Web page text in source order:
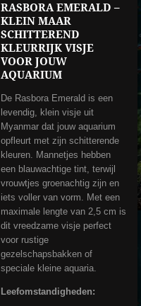
RASBORA EMERALD –
KLEIN MAAR
SCHITTEREND
KLEURRIJK VISJE
VOOR JOUW
AQUARIUM
De Rasbora Emerald is een
levendig, klein visje uit
Myanmar dat jouw aquarium
opfleurt met zijn schitterende
kleuren. Mannetjes hebben
een blauwachtige tint, terwijl
vrouwtjes groenachtig zijn en
iets voller van vorm. Met een
maximale lengte van 2,5 cm is
dit vreedzame visje perfect
voor rustige
gezelschapsbakken of
speciale kleine aquaria.
Leefomstandigheden: